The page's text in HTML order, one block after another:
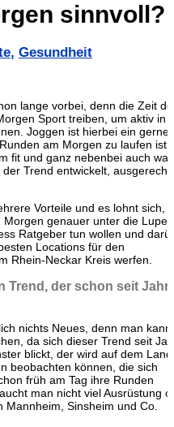
sinnvoll?
, Gesundheit
lange vorbei, denn die Zeit
Sport treiben, um aktiv in
Joggen ist hierbei ein gerne
am Morgen zu laufen ist
fit und ganz nebenbei auch
Trend entwickelt,
Vorteile und es lohnt sich,
genauer unter die Lupe
Ratgeber tun wollen und
Locations für den
Rhein-Neckar Kreis werfen.
Trend, der schon seit
nichts Neues, denn man kann
da sich dieser Trend seit
blickt, der wird auf dem Land
beobachten können, die sich
früh am Tag ihre Runden
man nicht viel Ausrüstung
Mannheim, Sinsheim und Co.